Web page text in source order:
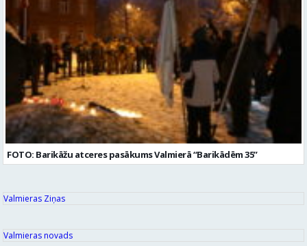
FOTO: Barikāžu atceres pasākums Valmierā “Barikādēm 35”
Valmieras Ziņas
Valmieras novads